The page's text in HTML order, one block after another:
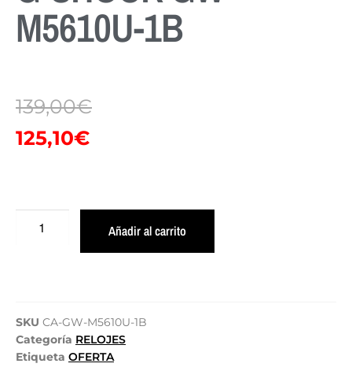
M5610U-1B
139,00€
125,10€
Añadir al carrito
SKU CA-GW-M5610U-1B
Categoría RELOJES
Etiqueta OFERTA